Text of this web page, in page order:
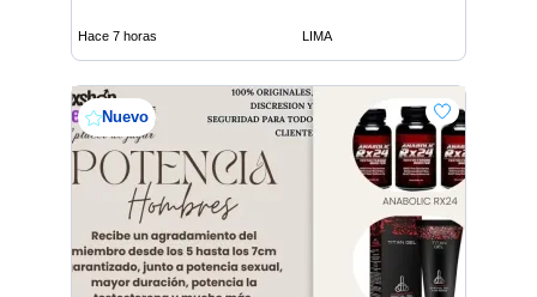
Hace 7 horas LIMA
Nuevo